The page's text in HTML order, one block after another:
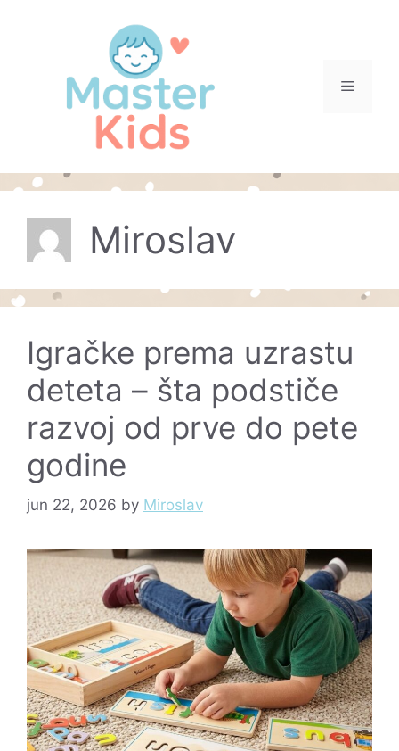
Menu
Miroslav
Igračke prema uzrastu
deteta – šta podstiče
razvoj od prve do pete
godine
jun 22, 2026 by Miroslav